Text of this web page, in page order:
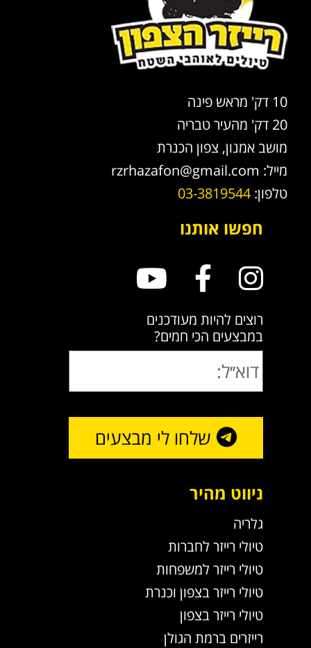
10 דק' מראש פינה
20 דק' מהעיר טבריה
מושב אמנון, צפון הכנרת
מייל: rzrhazafon@gmail.com
טלפון: 03-3819544
חפשו אותנו
רוצים להיות מעודכנים
במבצעים הכי חמים?
שלחו לי מבצעים
ניווט מהיר
גלריה
טיולי רייזר לחברות
טיולי רייזר למשפחות
טיולי רייזר בצפון וכנרת
טיולי רייזר בצפון
רייזרים ברמת הגולן